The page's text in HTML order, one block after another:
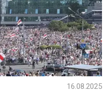
16.08.2025